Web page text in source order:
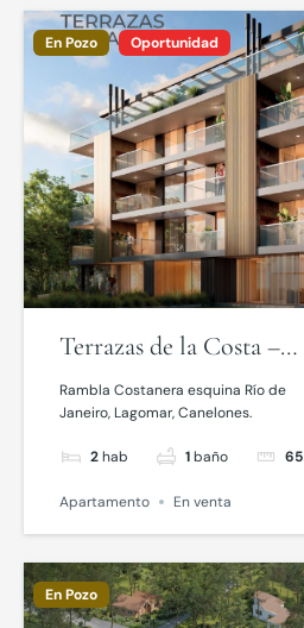
En Pozo Oportunidad
Terrazas de la Costa –
Lagomar
Rambla Costanera esquina Río de
Janeiro, Lagomar, Canelones.
2hab 1baño 65
Apartamento En venta
En Pozo